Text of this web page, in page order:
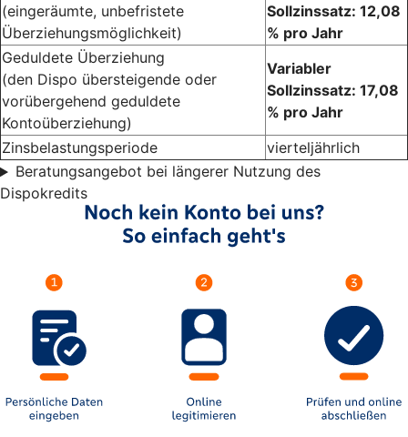
(eingeräumte, unbefristete
Überziehungsmöglichkeit)
Sollzinssatz: 12,08
% pro Jahr
Geduldete Überziehung
(den Dispo übersteigende oder
vorübergehend geduldete
Kontoüberziehung)
Variabler
Sollzinssatz: 17,08
% pro Jahr
Zinsbelastungsperiode
vierteljährlich
Beratungsangebot bei längerer Nutzung des
Dispokredits